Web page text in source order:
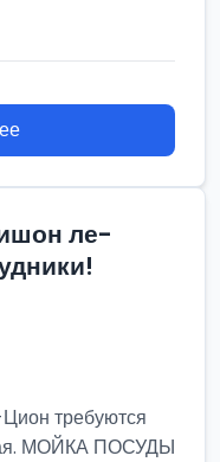
ле-
требуются
МОЙКА ПОСУДЫ